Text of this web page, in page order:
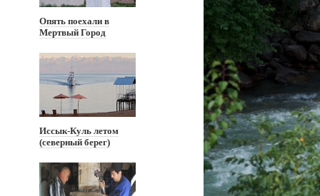
Опять поехали в
Мертвый Город
Иссык-Куль летом
(северный берег)